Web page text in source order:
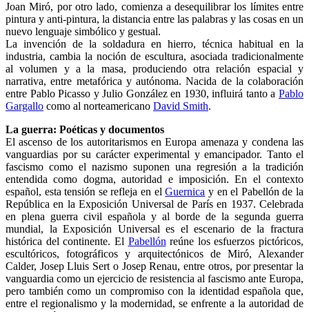
Joan Miró, por otro lado, comienza a desequilibrar los límites entre
pintura y anti-pintura, la distancia entre las palabras y las cosas en un
nuevo lenguaje simbólico y gestual.
La invención de la soldadura en hierro, técnica habitual en la
industria, cambia la noción de escultura, asociada tradicionalmente
al volumen y a la masa, produciendo otra relación espacial y
narrativa, entre metafórica y autónoma. Nacida de la colaboración
entre Pablo Picasso y Julio González en 1930, influirá tanto a Pablo
Gargallo como al norteamericano David Smith.
La guerra: Poéticas y documentos
El ascenso de los autoritarismos en Europa amenaza y condena las
vanguardias por su carácter experimental y emancipador. Tanto el
fascismo como el nazismo suponen una regresión a la tradición
entendida como dogma, autoridad e imposición. En el contexto
español, esta tensión se refleja en elGuernica y en el Pabellón de la
República en la Exposición Universal de París en 1937. Celebrada
en plena guerra civil española y al borde de la segunda guerra
mundial, la Exposición Universal es el escenario de la fractura
histórica del continente. El Pabellónreúne los esfuerzos pictóricos,
escultóricos, fotográficos y arquitectónicos de Miró, Alexander
Calder, Josep Lluis Sert o Josep Renau, entre otros, por presentar la
vanguardia como un ejercicio de resistencia al fascismo ante Europa,
pero también como un compromiso con la identidad española que,
entre el regionalismo y la modernidad, se enfrente a la autoridad de